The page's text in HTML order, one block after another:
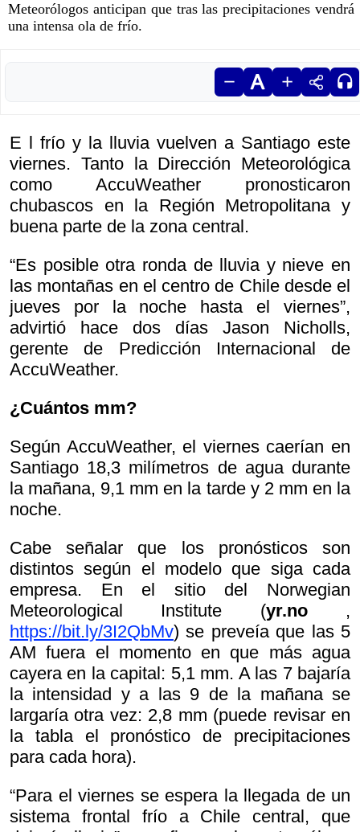
Meteorólogos anticipan que tras las precipitaciones vendrá
una intensa ola de frío.
E l frío y la lluvia vuelven a Santiago este
viernes. Tanto la Dirección Meteorológica
como AccuWeather pronosticaron
chubascos en la Región Metropolitana y
buena parte de la zona central.
“Es posible otra ronda de lluvia y nieve en
las montañas en el centro de Chile desde el
jueves por la noche hasta el viernes”,
advirtió hace dos días Jason Nicholls,
gerente de Predicción Internacional de
AccuWeather.
¿Cuántos mm?
Según AccuWeather, el viernes caerían en
Santiago 18,3 milímetros de agua durante
la mañana, 9,1 mm en la tarde y 2 mm en la
noche.
Cabe señalar que los pronósticos son
distintos según el modelo que siga cada
empresa. En el sitio del Norwegian
Meteorological Institute (yr.no,
https://bit.ly/3I2QbMv) se preveía que las 5
AM fuera el momento en que más agua
cayera en la capital: 5,1 mm. A las 7 bajaría
la intensidad y a las 9 de la mañana se
largaría otra vez: 2,8 mm (puede revisar en
la tabla el pronóstico de precipitaciones
para cada hora).
“Para el viernes se espera la llegada de un
sistema frontal frío a Chile central, que